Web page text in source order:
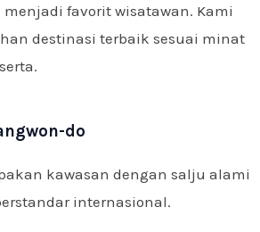
favorit wisatawan. Kami
destinasi terbaik sesuai minat
do
kawasan dengan salju alami
internasional.